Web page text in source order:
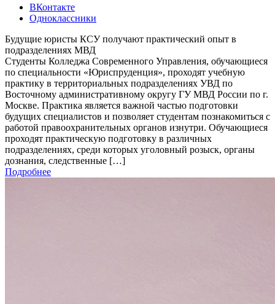
ВКонтакте
Одноклассники
Будущие юристы КСУ получают практический опыт в
подразделениях МВД
Студенты Колледжа Современного Управления, обучающиеся
по специальности «Юриспруденция», проходят учебную
практику в территориальных подразделениях УВД по
Восточному административному округу ГУ МВД России по г.
Москве. Практика является важной частью подготовки
будущих специалистов и позволяет студентам познакомиться с
работой правоохранительных органов изнутри. Обучающиеся
проходят практическую подготовку в различных
подразделениях, среди которых уголовный розыск, органы
дознания, следственные […]
Подробнее